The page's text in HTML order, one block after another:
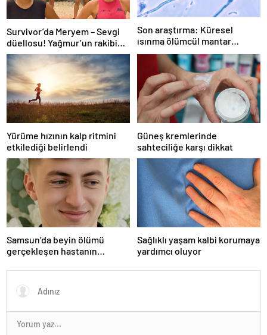
Survivor’da Meryem – Sevgi
düellosu! Yağmur’un rakibi
belli oldu
Son araştırma: Küresel
ısınma ölümcül mantar
hastalığını yayabilir
Yürüme hızının kalp ritmini
etkilediği belirlendi
Güneş kremlerinde
sahteciliğe karşı dikkat
Samsun’da beyin ölümü
gerçekleşen hastanın
Sağlıklı yaşam kalbi korumaya
yardımcı oluyor